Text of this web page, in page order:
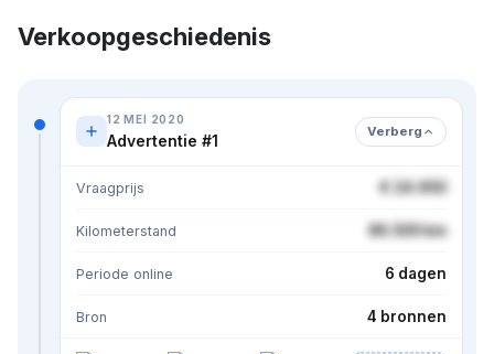
Verkoopgeschiedenis
12 MEI 2020
Advertentie #1 Verberg
Vraagprijs € 24.950
Kilometerstand 86.500 km
Periode online 6 dagen
Bron 4 bronnen